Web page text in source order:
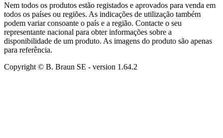
Nem todos os produtos estão registados e aprovados para venda em
todos os países ou regiões. As indicações de utilização também
podem variar consoante o país e a região. Contacte o seu
representante nacional para obter informações sobre a
disponibilidade de um produto. As imagens do produto são apenas
para referência.
Copyright © B. Braun SE - version 1.64.2